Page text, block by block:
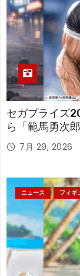
セガプライズ
ら「範馬勇次
7月 29, 2026
ニュース フィギ